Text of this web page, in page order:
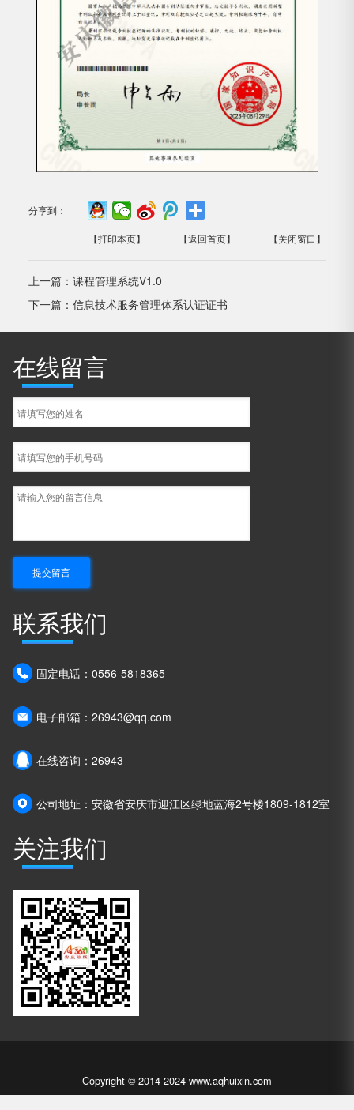
分享到：
【打印本页】 【返回首页】 【关闭窗口】
上一篇： 课程管理系统V1.0
下一篇： 信息技术服务管理体系认证证书
在线留言
联系我们
固定电话：0556-5818365
电子邮箱：26943@qq.com
在线咨询：26943
公司地址：安徽省安庆市迎江区绿地蓝海2号楼1809-1812室
关注我们
Copyright © 2014-2024 www.aqhuixin.com